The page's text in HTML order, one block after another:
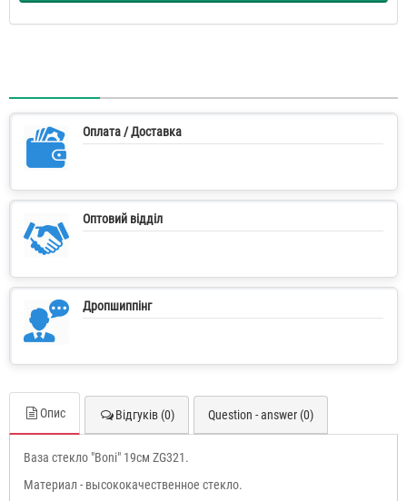
Оплата / Доставка
Оптовий відділ
Дропшиппінг
Опис Відгуків (0) Question - answer (0)
Ваза стекло "Boni" 19см ZG321.
Материал - высококачественное стекло.